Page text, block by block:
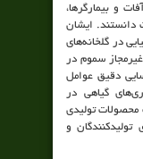
و بیمارگرها،
دانستند. ایشان
در گلخانه‌های
سموم در
دقیق عوامل
گیاهی در
محصولات تولیدی
و